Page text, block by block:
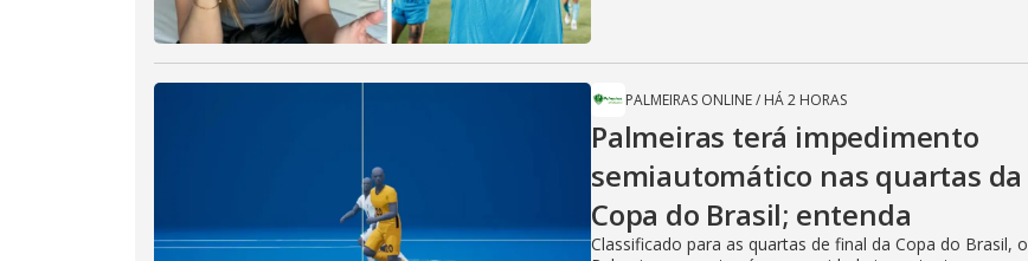
PALMEIRAS ONLINE/ HÁ 2 HORAS
Palmeiras terá impedimento
semiautomático nas quartas da
Copa do Brasil; entenda
Classificado para as quartas de final da Copa do Brasil, o